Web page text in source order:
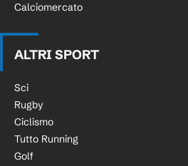
Calciomercato
ALTRI SPORT
Sci
Rugby
Ciclismo
Tutto Running
Golf